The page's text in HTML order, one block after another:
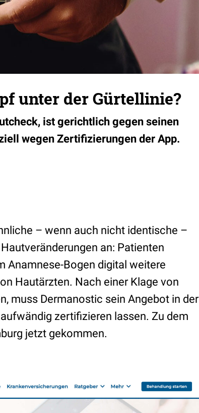
unter der Gürtellinie?
ist gerichtlich gegen seinen
wegen Zertifizierungen der App.
– wenn auch nicht identische –
an: Patienten
Anamnese-Bogen digital weitere
Hautärzten. Nach einer Klage von
muss Dermanostic sein Angebot in der
zertifizieren lassen. Zu dem
jetzt gekommen.